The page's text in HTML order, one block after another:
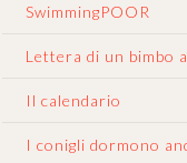
SwimmingPOOR
Lettera di un bimbo
Il calendario
I conigli dormono